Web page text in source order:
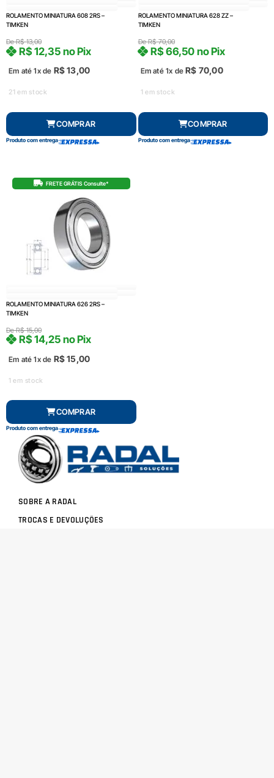
ROLAMENTO MINIATURA 608 2RS –
TIMKEN
DeR$13,00
Em até 1x de R$13,00
R$12,35 no Pix
21 em stock
COMPRAR
Produto com entrega
ROLAMENTO MINIATURA 628 ZZ –
TIMKEN
DeR$70,00
Em até 1x de R$ 70,00
R$66,50 no Pix
1 em stock
COMPRAR
Produto com entrega
FRETE GRÁTIS Consulte*
ROLAMENTO MINIATURA 626 2RS –
TIMKEN
DeR$15,00
Em até 1x de R$15,00
R$14,25 no Pix
1 em stock
COMPRAR
Produto com entrega
SOBRE A RADAL
TROCAS E DEVOLUÇÕES